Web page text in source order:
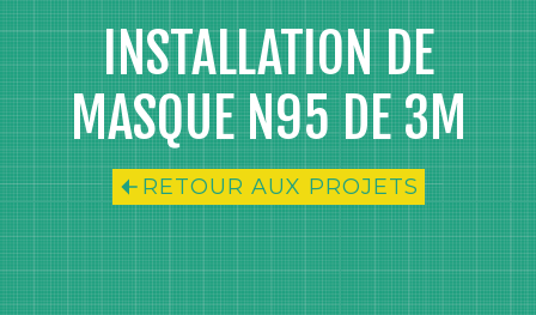
INSTALLATION DE
MASQUE N95 DE 3M
RETOUR AUX PROJETS